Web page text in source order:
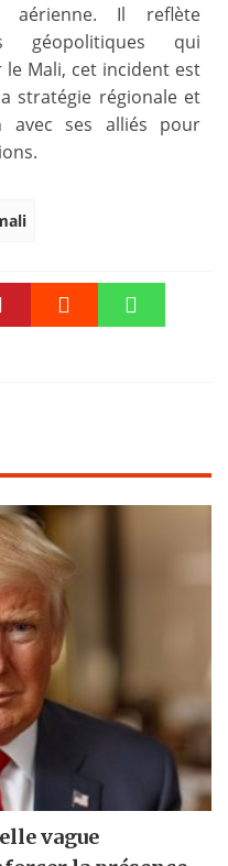
aérienne. Il reflète
géopolitiques qui
Mali, cet incident est
stratégie régionale et
avec ses alliés pour
vague